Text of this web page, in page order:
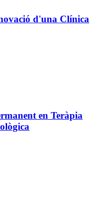
d'una Clínica
en Teràpia